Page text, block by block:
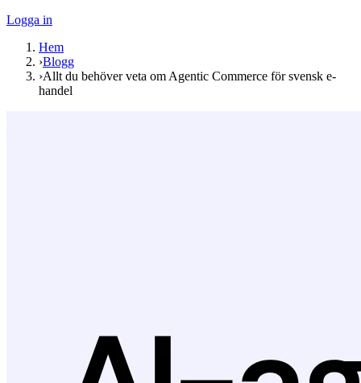
Logga in
Hem
›Blogg
›Allt du behöver veta om Agentic Commerce för svensk e-
handel